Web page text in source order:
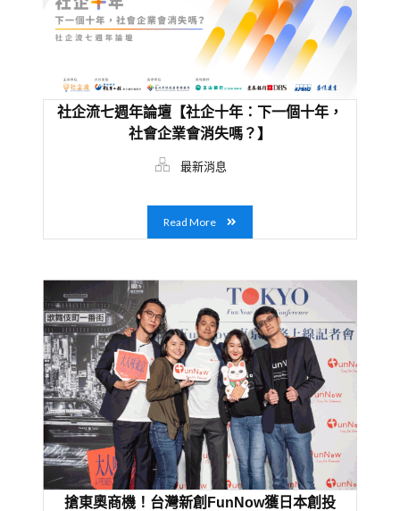
社企流七週年論壇【社企十年：下一個十年，
社會企業會消失嗎？】
最新消息
Read More
搶東奧商機！台灣新創FunNow獲日本創投